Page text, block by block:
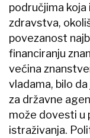
područjima
zdravstva,
povezanost
financiranju
većina
vladama, bilo
za državne
može dovesti u
istraživanja.